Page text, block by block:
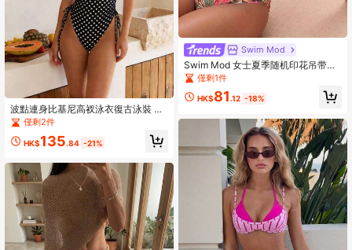
波點連身比基尼高衩泳衣復古泳裝 抓
皺上衣 側綁帶 熱帶度假海灘穿搭 202
6 女款夏季度假時尚肩帶
僅剩2件
HK$135.84 -21%
Swim Mod
Swim Mod 女士夏季随机印花吊带上
衣和高腰泳裤两件套比基尼套装，沙
滩度假
僅剩1件
HK$81 .12 -18%